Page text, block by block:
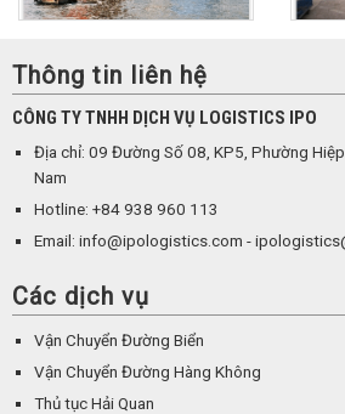
Thông tin liên hệ
CÔNG TY TNHH DỊCH VỤ LOGISTICS IPO
Địa chỉ: 09 Đường Số 08, KP5, Phường
Nam
Hotline: +84 938 960 113
Email: info@ipologistics.com -
Các dịch vụ
Vận Chuyển Đường Biển
Vận Chuyển Đường Hàng Không
Thủ tục Hải Quan